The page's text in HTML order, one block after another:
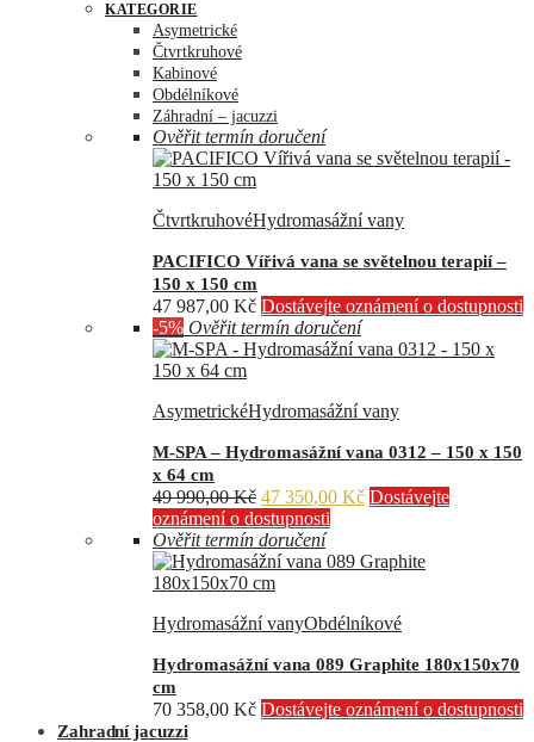
KATEGORIE
Asymetrické
Čtvrtkruhové
Kabinové
Obdélníkové
Záhradní – jacuzzi
Ověřit termín doručení
ČtvrtkruhovéHydromasážní vany
PACIFICO Vířivá vana se světelnou terapií –
150 x 150 cm
47 987,00 Kč Dostávejte oznámení o dostupnosti
-5% Ověřit termín doručení
AsymetrickéHydromasážní vany
M-SPA – Hydromasážní vana 0312 – 150 x 150
x 64 cm
49 990,00Kč Původní
cena
byla:
49
990,00 Kč.
47 350,00 KčAktuální
47
Dostávejte
oznámení o dostupnosti
Ověřit termín doručení
Hydromasážní vanyObdélníkové
Hydromasážní vana 089 Graphite 180x150x70
cm
70 358,00 Kč Dostávejte oznámení o dostupnosti
Zahradní jacuzzi